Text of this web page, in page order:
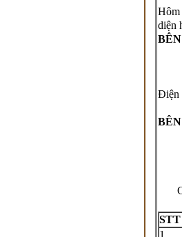
Hôm
diện
Địa
Điện
BÊN
Địa
STT
1